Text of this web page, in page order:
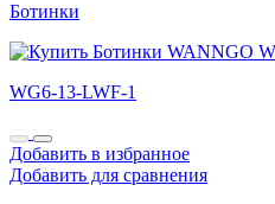
Ботинки
WG6-13-LWF-1
Добавить в избранное
Добавить для сравнения